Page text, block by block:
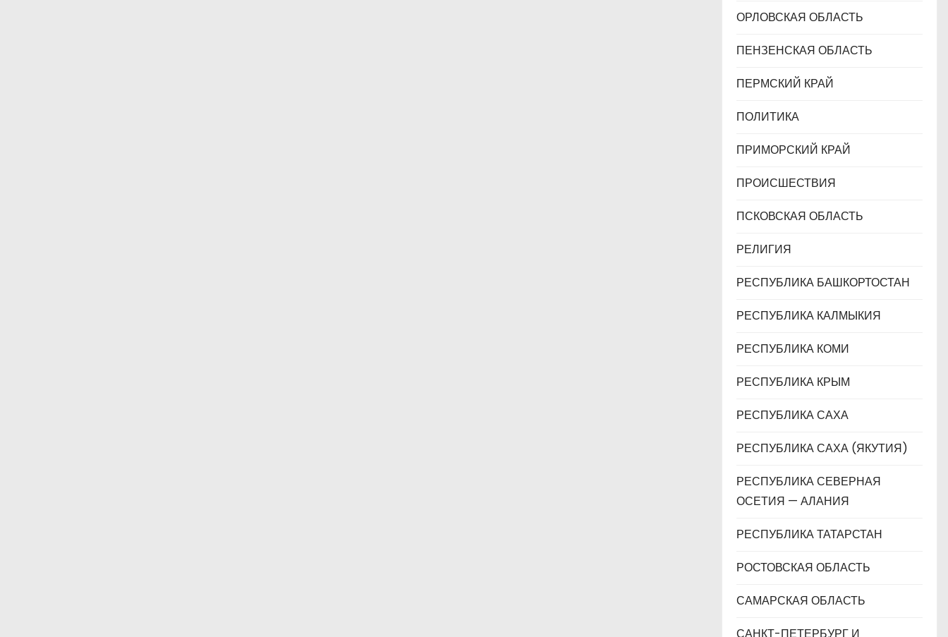
ОРЛОВСКАЯ ОБЛАСТЬ
ПЕНЗЕНСКАЯ ОБЛАСТЬ
ПЕРМСКИЙ КРАЙ
ПОЛИТИКА
ПРИМОРСКИЙ КРАЙ
ПРОИСШЕСТВИЯ
ПСКОВСКАЯ ОБЛАСТЬ
РЕЛИГИЯ
РЕСПУБЛИКА БАШКОРТОСТАН
РЕСПУБЛИКА КАЛМЫКИЯ
РЕСПУБЛИКА КОМИ
РЕСПУБЛИКА КРЫМ
РЕСПУБЛИКА САХА
РЕСПУБЛИКА САХА (ЯКУТИЯ)
РЕСПУБЛИКА СЕВЕРНАЯ
ОСЕТИЯ — АЛАНИЯ
РЕСПУБЛИКА ТАТАРСТАН
РОСТОВСКАЯ ОБЛАСТЬ
САМАРСКАЯ ОБЛАСТЬ